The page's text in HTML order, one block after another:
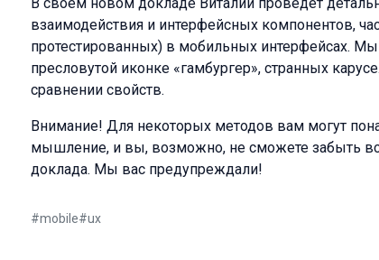
взаимодействия и интерфейсных компонентов,
протестированных) в мобильных интерфейсах.
пресловутой иконке «гамбургер», странных
сравнении свойств.
Внимание! Для некоторых методов вам могут
мышление, и вы, возможно, не сможете забыть
доклада. Мы вас предупреждали!
#mobile#ux